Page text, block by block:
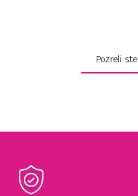
Pozreli ste